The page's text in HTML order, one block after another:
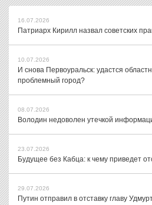
16.07.2026
Патриарх Кирилл назвал советских
10.07.2026
И снова Первоуральск: удастся
проблемный город?
08.07.2026
Володин недоволен утечкой
23.07.2026
Будущее без Кабца: к чему приведет
29.07.2026
Путин отправил в отставку главу